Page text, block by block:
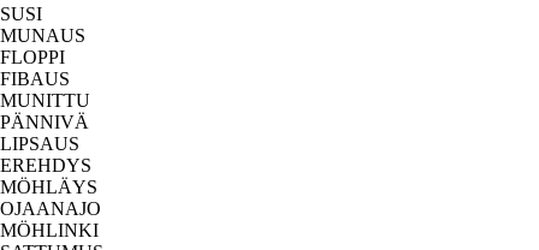
SUSI
MUNAUS
FLOPPI
FIBAUS
MUNITTU
PÄNNIVÄ
LIPSAUS
EREHDYS
MÖHLÄYS
OJAANAJO
MÖHLINKI